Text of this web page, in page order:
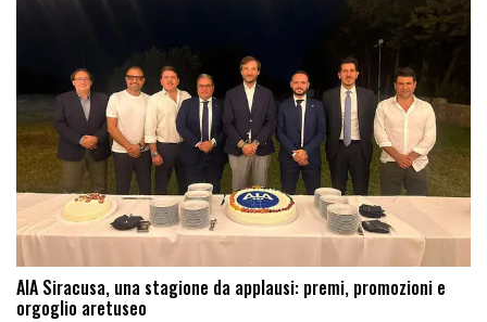
AIA Siracusa, una stagione da applausi: premi, promozioni e
orgoglio aretuseo